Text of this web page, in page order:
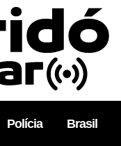
Polícia Brasil